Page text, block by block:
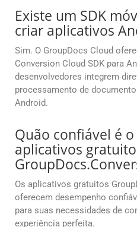
Existe um SDK
criar aplicativos
Sim. O GroupDocs Cloud
Conversion Cloud SDK para
desenvolvedores integrem
processamento de
Android.
Quão confiável é
aplicativos
Os aplicativos gratuitos
oferecem desempenho
para suas necessidades de
experiência perfeita.